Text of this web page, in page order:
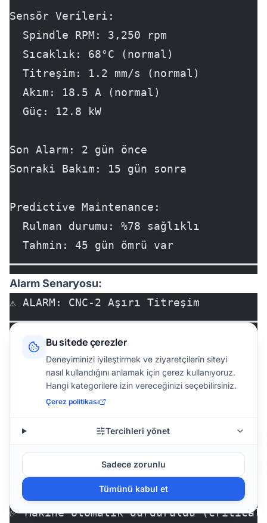
Sensör Verileri:
  Spindle RPM: 3,250 rpm
  Sıcaklık: 68°C (normal)
  Titreşim: 1.2 mm/s (normal)
  Akım: 18.5 A (normal)
  Güç: 12.8 kW
Son Alarm: 2 gün önce
Sonraki Bakım: 15 gün sonra
Predictive Maintenance:
  Rulman durumu: %78 sağlıklı
  Tahmin: 45 gün ömrü var
Alarm Senaryosu:
⚠️ ALARM: CNC-2 Aşırı Titreşim
Zaman: 14:23:15
Titreşim: 8.5 mm/s (normal: < 2.5)
Olası Sebep: Rulman hasarı
✅ SMS gönderildi (bakım ekibi)
✅ Email gönderildi (üretim müdürü)
✅ WhatsApp mesajı (vardiya amiri)
✅ SCADA alarm ekranı
✅ Makine otomatik durduruldu (critical
Bu sitede çerezler
Deneyiminizi iyileştirmek ve ziyaretçilerin siteyi
nasıl kullandığını anlamak için çerez kullanıyoruz.
Hangi kategorilere izin vereceğinizi seçebilirsiniz.
Çerez politikası
Tercihleri yönet
Sadece zorunlu
Tümünü kabul et